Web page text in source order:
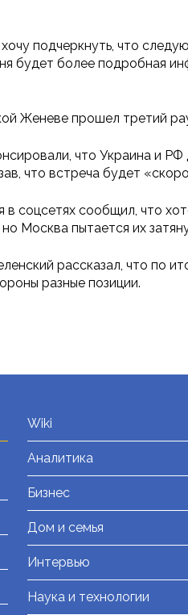
подчеркнуть, что
будет более подробная
Женеве прошел третий
что Украина и
что встреча будет
в соцсетях сообщил, что
Москва пытается их
рассказал, что по
разные позиции.
Wiki
Аналитика
Бизнес
Дом и семья
Интервью
Наука и технологии